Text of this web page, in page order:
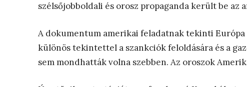
szélsőjobboldali és orosz propaganda került be az
A dokumentum amerikai feladatnak tekinti Európa
különös tekintettel a szankciók feloldására és a
sem mondhatták volna szebben. Az oroszok